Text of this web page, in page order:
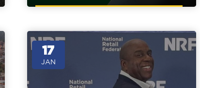
17
JAN